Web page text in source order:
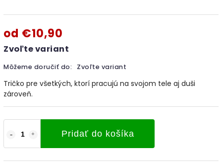
od €10,90
Zvoľte variant
Môžeme doručiť do: Zvoľte variant
Pridať do košíka
Tričko pre všetkých, ktorí pracujú na svojom tele aj duši
zároveň.